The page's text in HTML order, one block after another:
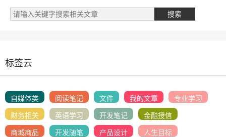
标签云
自媒体类 阅读笔记 文件 我的文章 专业学习
财务相关 英语学习 开发笔记 金融授信
商城商品 开发随笔 产品设计 人生目标